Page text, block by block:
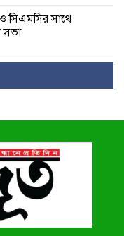
সিএমসির সাথে
সভা